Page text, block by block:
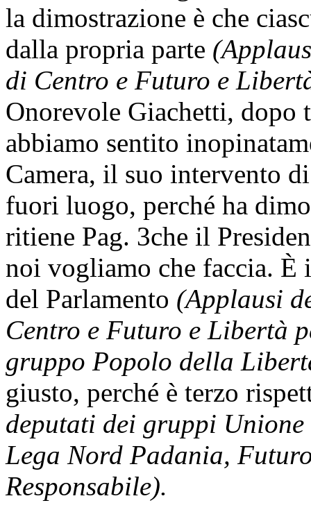
la dimostrazione è che
dalla propria parte
di Centro e Futuro e
Onorevole Giachetti, dopo
abbiamo sentito
Camera, il suo intervento
fuori luogo, perché ha
ritiene Pag. 3che il
noi vogliamo che faccia. È
del Parlamento (Applausi
Centro e Futuro e Libertà
gruppo Popolo della
giusto, perché è terzo
deputati dei gruppi
Lega Nord Padania,
Responsabile).